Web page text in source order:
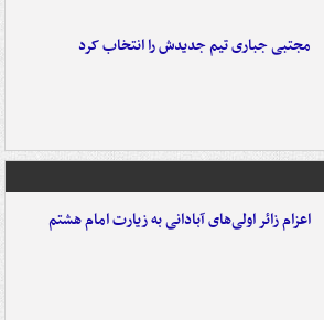
مجتبی جباری تیم جدیدش را انتخاب کرد
اعزام زائر اولی‌های آبادانی به زیارت امام هشتم